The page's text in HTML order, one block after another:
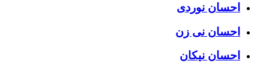
احسان نوردی
احسان نی زن
احسان نیکان